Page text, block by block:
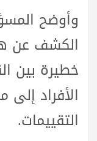
وأوضح
الكشف عن
خطيرة بين
الأفراد إلى
التقييمات.